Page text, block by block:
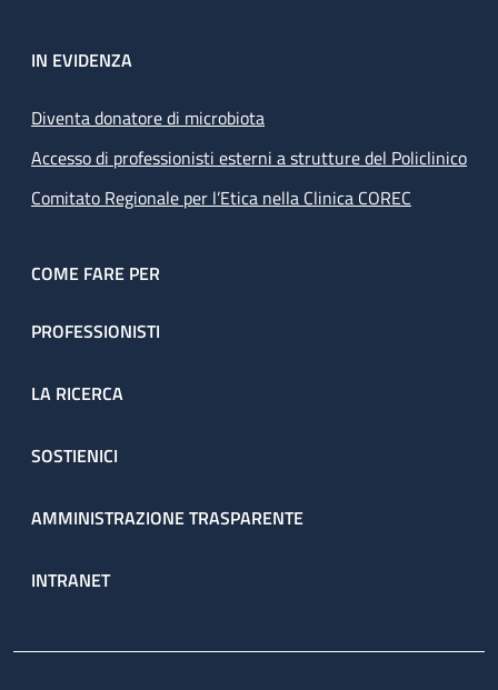
IN EVIDENZA
Diventa donatore di microbiota
Accesso di professionisti esterni a strutture del Policlinico
Comitato Regionale per l’Etica nella Clinica COREC
COME FARE PER
PROFESSIONISTI
LA RICERCA
SOSTIENICI
AMMINISTRAZIONE TRASPARENTE
INTRANET